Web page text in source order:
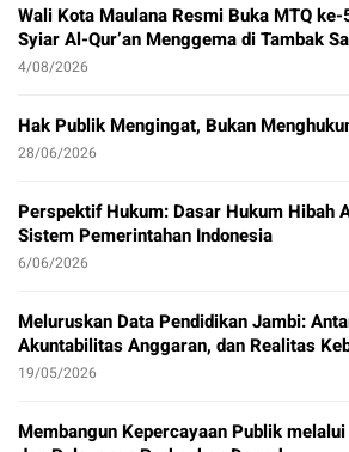
Wali Kota Maulana Resmi Buka MTQ
Syiar Al-Qur’an Menggema di Tambak
4/08/2026
Hak Publik Mengingat, Bukan
28/06/2026
Perspektif Hukum: Dasar Hukum Hibah
Sistem Pemerintahan Indonesia
6/06/2026
Meluruskan Data Pendidikan Jambi:
Akuntabilitas Anggaran, dan Realitas
19/05/2026
Membangun Kepercayaan Publik